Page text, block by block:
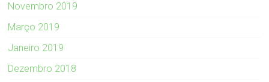
Novembro 2019
Março 2019
Janeiro 2019
Dezembro 2018